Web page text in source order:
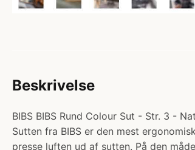
Beskrivelse
BIBS BIBS Rund Colour Sut - Str. 3 -
Sutten fra BIBS er den mest
presse luften ud af sutten. På den